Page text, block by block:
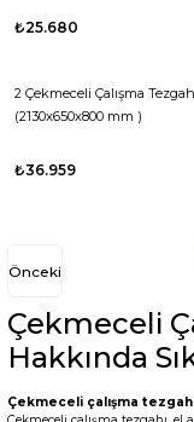
₺25.680
2 Çekmeceli Çalışma
(2130x650x800 mm )
₺36.959
Çekmeceli
Hakkında
Çekmeceli çalışma